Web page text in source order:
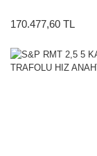
170.477,60 TL